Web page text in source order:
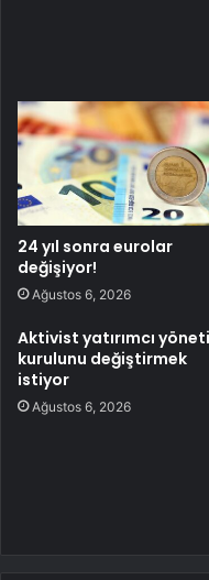
24 yıl sonra eurolar
değişiyor!
Ağustos 6, 2026
Aktivist yatırımcı
kurulunu değiştirmek
istiyor
Ağustos 6, 2026